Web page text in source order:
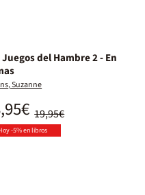
Juegos del Hambre 2 - En
Suzanne
19,95€
-5% en libros